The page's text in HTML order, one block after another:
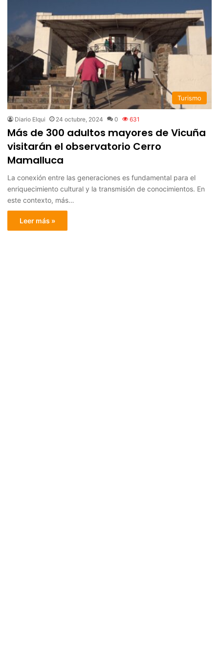
Turismo
Diario Elqui 24 octubre, 2024 0 631
Más de 300 adultos mayores de Vicuña
visitarán el observatorio Cerro
Mamalluca
La conexión entre las generaciones es fundamental para el
enriquecimiento cultural y la transmisión de conocimientos. En
este contexto, más…
Leer más »